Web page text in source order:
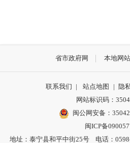
省市政府网 本地网站
联系我们 | 站点地图 | 隐
网站标识码：
闽公网安备：
闽ICP备
地址：泰宁县和平中街25号 电话：